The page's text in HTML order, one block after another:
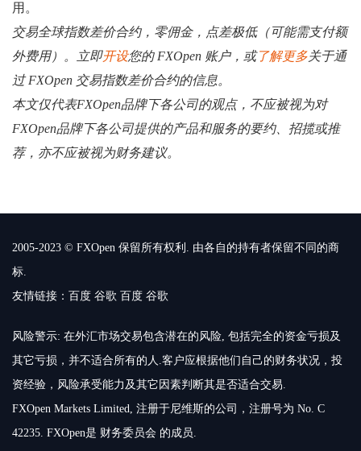
用。
交易全球指数差价合约，零佣金，点差极低（可能需支付额
外费用）。立即开设您的 FXOpen 账户，或了解更多关于通
过 FXOpen 交易指数差价合约的信息。
本文仅代表FXOpen品牌下各公司的观点，不应被视为对
FXOpen品牌下各公司提供的产品和服务的要约、招揽或推
荐，亦不应被视为财务建议。
2005-2023 © FXOpen 保留所有权利. 由各自的持有者保留不同的商
标.
友情链接： 百度 谷歌 百度 谷歌
风险警示: 在外汇市场交易包含潜在的风险, 包括完全的资金亏损及
其它亏损，并不适合所有的人.客户应根据他们自己的财务状况，投
资经验，风险承受能力及其它因素判断其是否适合交易.
FXOpen Markets Limited, 注册于尼维斯的公司，注册号为 No. C
42235. FXOpen是 财务委员会 的成员.